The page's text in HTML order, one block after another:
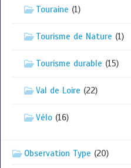
Touraine (1)
Tourisme de Nature (1)
Tourisme durable (15)
Val de Loire (22)
Vélo (16)
Observation Type (20)